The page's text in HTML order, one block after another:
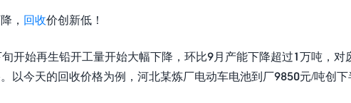
， 回收价创新低！
开始再生铅开工量开始大幅下降，环比9月产能下降超过1万吨，对
以今天的回收价格为例，河北某炼厂电动车电池到厂9850元/吨创